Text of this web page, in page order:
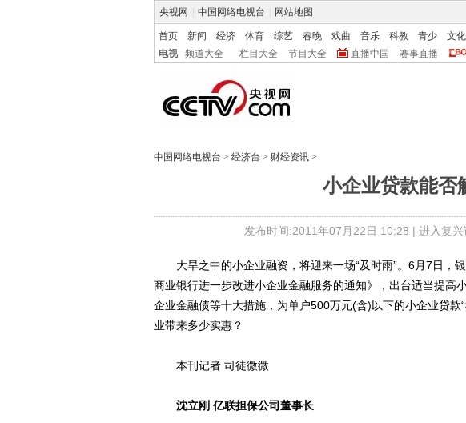
央视网 中国网络电视台 网站地图
首页 新闻 经济 体育 综艺 春晚 戏曲 音乐 科教 青少 文化
电视
频道大全 栏目大全 节目大全 直播中国 赛事直播
中国网络电视台 > 经济台 > 财经资讯 >
小企业贷款能否
发布时间:2011年07月22日 10:28 | 进入复兴
大旱之中的小企业融资，将迎来一场“及时雨”。6月7日，
商业银行进一步改进小企业金融服务的通知》，出台适当提高
企业金融债等十大措施，为单户500万元(含)以下的小企业贷款
业带来多少实惠？
本刊记者 司徒微微
沈立刚 亿联担保公司董事长